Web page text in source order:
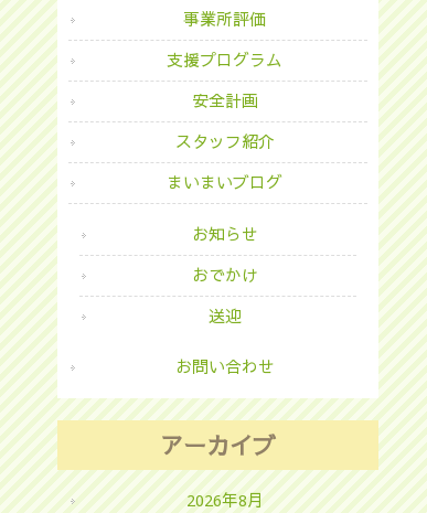
事業所評価
支援プログラム
安全計画
スタッフ紹介
まいまいブログ
お知らせ
おでかけ
送迎
お問い合わせ
アーカイブ
2026年8月